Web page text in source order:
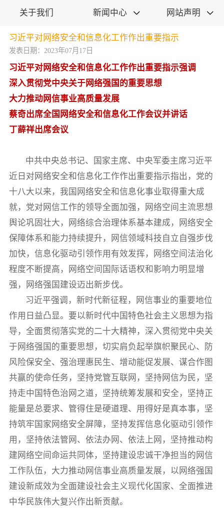
关于我们 新闻中心  网站声明 
习近平对网络安全和信息化工作作出重要指示
发表日期：2023年07月17日
习近平对网络安全和信息化工作作出重要指示强调
深入贯彻党中央关于网络强国的重要思想
大力推动网信事业高质量发展
蔡奇出席全国网络安全和信息化工作会议并讲话
丁薛祥出席会议
中共中央总书记、国家主席、中央军委主席习近平
近日对网络安全和信息化工作作出重要指示指出，党的
十八大以来，我国网络安全和信息化事业取得重大成
就，党对网信工作的领导全面加强，网络空间主流思想
舆论巩固壮大，网络综合治理体系基本建成，网络安全
保障体系和能力持续提升，网信领域科技自立自强步伐
加快，信息化驱动引领作用有效发挥，网络空间法治化
程度不断提高，网络空间国际话语权和影响力明显增
强，网络强国建设迈出新步伐。
习近平强调，新时代新征程，网信事业的重要地位
作用日益凸显。要以新时代中国特色社会主义思想为指
导，全面贯彻落实党的二十大精神，深入贯彻党中央关
于网络强国的重要思想，切实肩负起举旗帜聚民心、防
风险保安全、强治理惠民生、增动能促发展、谋合作图
共赢的使命任务，坚持党管互联网，坚持网信为民，坚
持走中国特色治网之道，坚持统筹发展和安全，坚持正
能量是总要求、管得住是硬道理、用得好是真本事，坚
持筑牢国家网络安全屏障，坚持发挥信息化驱动引领作
用，坚持依法管网、依法办网、依法上网，坚持推动构
建网络空间命运共同体，坚持建设忠诚干净担当的网信
工作队伍，大力推动网信事业高质量发展，以网络强国
建设新成效为全面建设社会主义现代化国家、全面推进
中华民族伟大复兴作出新贡献。